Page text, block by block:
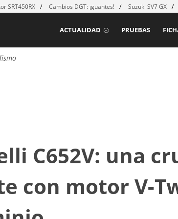
SRT450RX Cambios DGT: ¡guantes! Suzuki SV7 GX
PRUEBAS
ACTUALIDAD
C652V: una
con motor V-